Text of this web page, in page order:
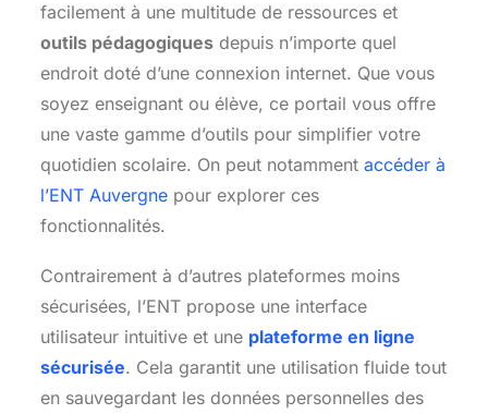
facilement à une multitude de ressources et
outils pédagogiques depuis n’importe quel
endroit doté d’une connexion internet. Que vous
soyez enseignant ou élève, ce portail vous offre
une vaste gamme d’outils pour simplifier votre
quotidien scolaire. On peut notamment accéder à
l’ENT Auvergne pour explorer ces
fonctionnalités.
Contrairement à d’autres plateformes moins
sécurisées, l’ENT propose une interface
utilisateur intuitive et une plateforme en ligne
sécurisée. Cela garantit une utilisation fluide tout
en sauvegardant les données personnelles des